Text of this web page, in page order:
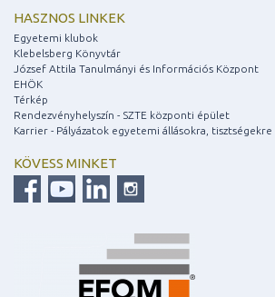
HASZNOS LINKEK
Egyetemi klubok
Klebelsberg Könyvtár
József Attila Tanulmányi és Információs Központ
EHÖK
Térkép
Rendezvényhelyszín - SZTE központi épület
Karrier - Pályázatok egyetemi állásokra, tisztségekre
KÖVESS MINKET